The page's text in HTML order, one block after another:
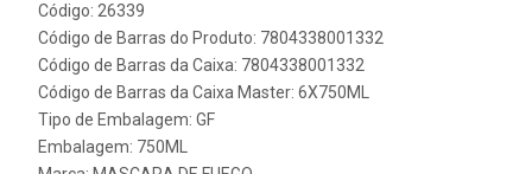
Código: 26339
Código de Barras do Produto: 7804338001332
Código de Barras da Caixa: 7804338001332
Código de Barras da Caixa Master: 6X750ML
Tipo de Embalagem: GF
Embalagem: 750ML